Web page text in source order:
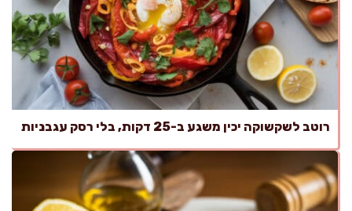
רוטב לשקשוקה יכין משגע ב-25 דקות, בלי רסק עגבניות